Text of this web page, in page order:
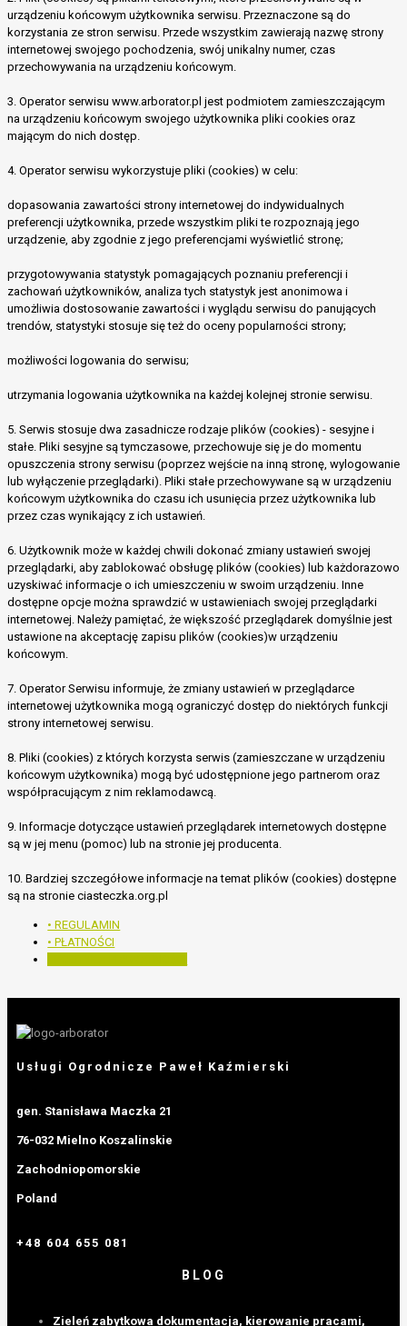
urządzeniu końcowym użytkownika serwisu. Przeznaczone są do
korzystania ze stron serwisu. Przede wszystkim zawierają nazwę strony
internetowej swojego pochodzenia, swój unikalny numer, czas
przechowywania na urządzeniu końcowym.
3. Operator serwisu www.arborator.pl jest podmiotem zamieszczającym
na urządzeniu końcowym swojego użytkownika pliki cookies oraz
mającym do nich dostęp.
4. Operator serwisu wykorzystuje pliki (cookies) w celu:
dopasowania zawartości strony internetowej do indywidualnych
preferencji użytkownika, przede wszystkim pliki te rozpoznają jego
urządzenie, aby zgodnie z jego preferencjami wyświetlić stronę;
przygotowywania statystyk pomagających poznaniu preferencji i
zachowań użytkowników, analiza tych statystyk jest anonimowa i
umożliwia dostosowanie zawartości i wyglądu serwisu do panujących
trendów, statystyki stosuje się też do oceny popularności strony;
możliwości logowania do serwisu;
utrzymania logowania użytkownika na każdej kolejnej stronie serwisu.
5. Serwis stosuje dwa zasadnicze rodzaje plików (cookies) - sesyjne i
stałe. Pliki sesyjne są tymczasowe, przechowuje się je do momentu
opuszczenia strony serwisu (poprzez wejście na inną stronę, wylogowanie
lub wyłączenie przeglądarki). Pliki stałe przechowywane są w urządzeniu
końcowym użytkownika do czasu ich usunięcia przez użytkownika lub
przez czas wynikający z ich ustawień.
6. Użytkownik może w każdej chwili dokonać zmiany ustawień swojej
przeglądarki, aby zablokować obsługę plików (cookies) lub każdorazowo
uzyskiwać informacje o ich umieszczeniu w swoim urządzeniu. Inne
dostępne opcje można sprawdzić w ustawieniach swojej przeglądarki
internetowej. Należy pamiętać, że większość przeglądarek domyślnie jest
ustawione na akceptację zapisu plików (cookies)w urządzeniu
końcowym.
7. Operator Serwisu informuje, że zmiany ustawień w przeglądarce
internetowej użytkownika mogą ograniczyć dostęp do niektórych funkcji
strony internetowej serwisu.
8. Pliki (cookies) z których korzysta serwis (zamieszczane w urządzeniu
końcowym użytkownika) mogą być udostępnione jego partnerom oraz
współpracującym z nim reklamodawcą.
9. Informacje dotyczące ustawień przeglądarek internetowych dostępne
są w jej menu (pomoc) lub na stronie jej producenta.
10. Bardziej szczegółowe informacje na temat plików (cookies) dostępne
są na stronie ciasteczka.org.pl
• REGULAMIN
• PŁATNOŚCI
Usługi Ogrodnicze Paweł Kaźmierski
gen. Stanisława Maczka 21
76-032 Mielno Koszalinskie
Zachodniopomorskie
Poland
+48 604 655 081
BLOG
Zieleń zabytkowa dokumentacja, kierowanie pracami,